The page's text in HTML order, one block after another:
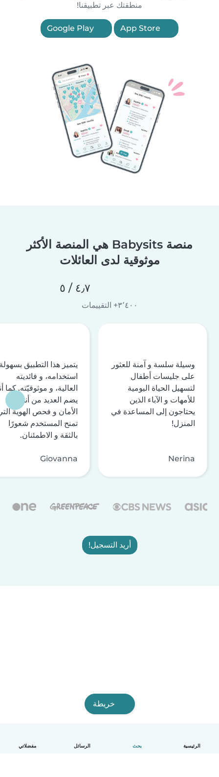
الرئيسية بحث الرسائل مفضلاتي
منطقتك عبر تطبيقنا!
منصة Babysits هي المنصة الأكثر
موثوقية لدى العائلات
٤٫٧ / ٥
٣٬٤٠٠+ التقييمات
وسيلة سلسة و آمنة للعثور
على جليسات أطفال
لتسهيل الحياة اليومية
للأمهات و الآباء الذين
يحتاجون إلى المساعدة في
المنزل!
Nerina
يتميز هذا التطبيق
استخدامه، و فائديته
العالية، و موثوقيّته. كما
يضم العديد من أنظمة
الأمان و فحص الهوية
تمنح المستخدم شعورًا
بالثقة و الاطمئنان.
Giovanna
أريد التسجيل!
خريطة